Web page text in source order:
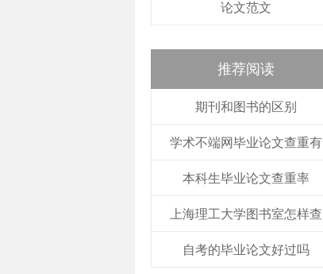
论文范文
推荐阅读
期刊和图书的区别
学术不端网毕业论文查重有
本科生毕业论文查重率
上海理工大学图书室怎样查
自考的毕业论文好过吗